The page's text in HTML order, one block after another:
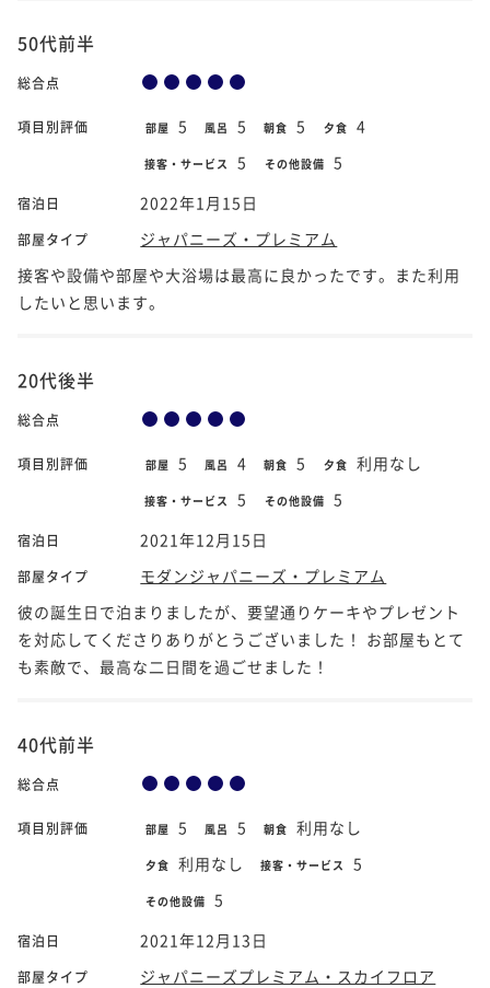
50代前半
総合点
項目別評価 部屋 5 風呂 5 朝食 5 夕食 4
接客・サービス 5 その他設備 5
宿泊日 2022年1月15日
部屋タイプ
ジャパニーズ・プレミアム
接客や設備や部屋や大浴場は最高に良かったです。また利用
したいと思います。
20代後半
総合点
項目別評価 部屋 5 風呂 4 朝食 5 夕食 利用なし
接客・サービス 5 その他設備 5
宿泊日 2021年12月15日
部屋タイプ
モダンジャパニーズ・プレミアム
彼の誕生日で泊まりましたが、要望通りケーキやプレゼント
を対応してくださりありがとうございました！ お部屋もとて
も素敵で、最高な二日間を過ごせました！
40代前半
総合点
項目別評価 部屋 5 風呂 5 朝食 利用なし
夕食 利用なし 接客・サービス 5
その他設備 5
宿泊日 2021年12月13日
部屋タイプ
ジャパニーズプレミアム・スカイフロア